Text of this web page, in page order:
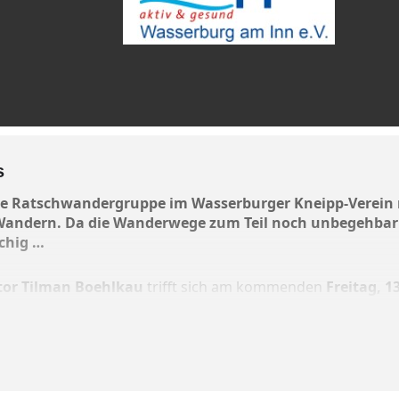
Ratschwandergruppe im Wasserburger Kneipp-
Da die Wanderwege zum Teil noch
…
Tilman Boehlkau trifft sich am kommenden Freitag,